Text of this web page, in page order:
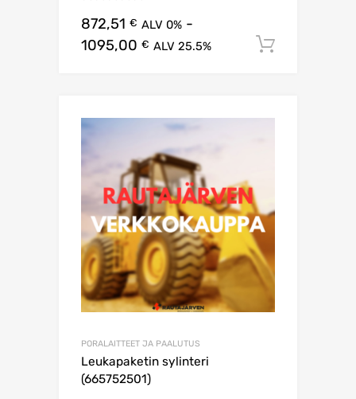
872,51 € ALV 0% -
1095,00 € ALV 25.5%
PORALAITTEET JA PAALUTUS
Leukapaketin sylinteri
(665752501)